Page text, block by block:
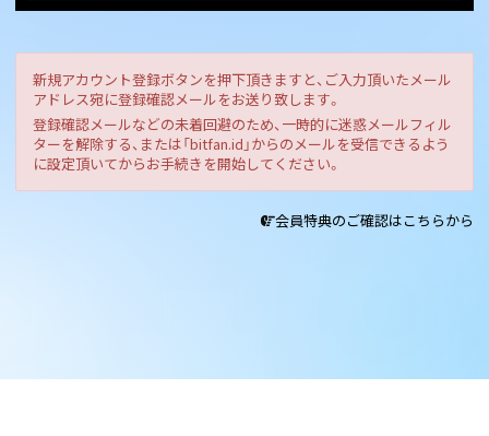
新規アカウント登録ボタンを押下頂きますと、ご入力頂いたメール
アドレス宛に登録確認メールをお送り致します。
登録確認メールなどの未着回避のため、一時的に迷惑メールフィル
ターを解除する、または「bitfan.id」からのメールを受信できるよう
に設定頂いてからお手続きを開始してください。
会員特典のご確認はこちらから